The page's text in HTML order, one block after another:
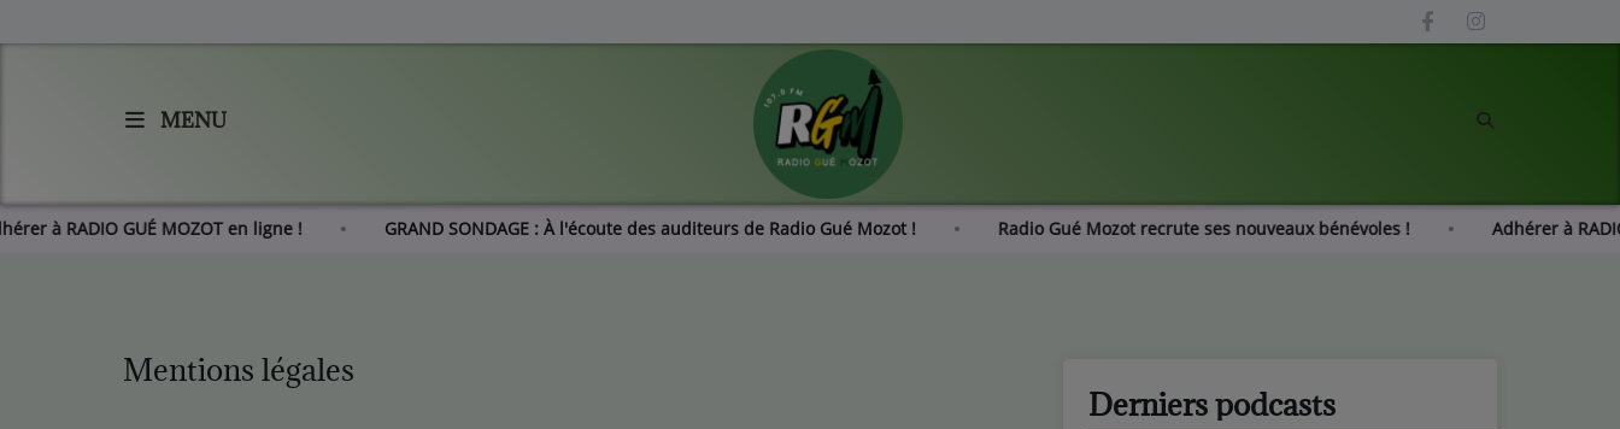
MENU
Adhérer à RADIO GUÉ MOZOT en ligne ! GRAND SONDAGE : À l'écoute des auditeurs de Radio Gué Mozot ! Radio Gué Mozot recrute ses nouveaux bénévoles !
Agenda
Mentions légales
Derniers podcasts